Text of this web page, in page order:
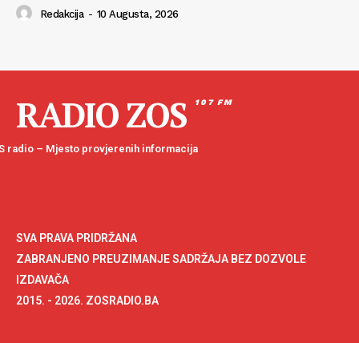
Redakcija - 10 Augusta, 2026
RADIO ZOS 107 FM
radio – Mjesto provjerenih informacija
SVA PRAVA PRIDRŽANA
ZABRANJENO PREUZIMANJE SADRŽAJA BEZ DOZVOLE
IZDAVAČA
2015. - 2026. ZOSRADIO.BA